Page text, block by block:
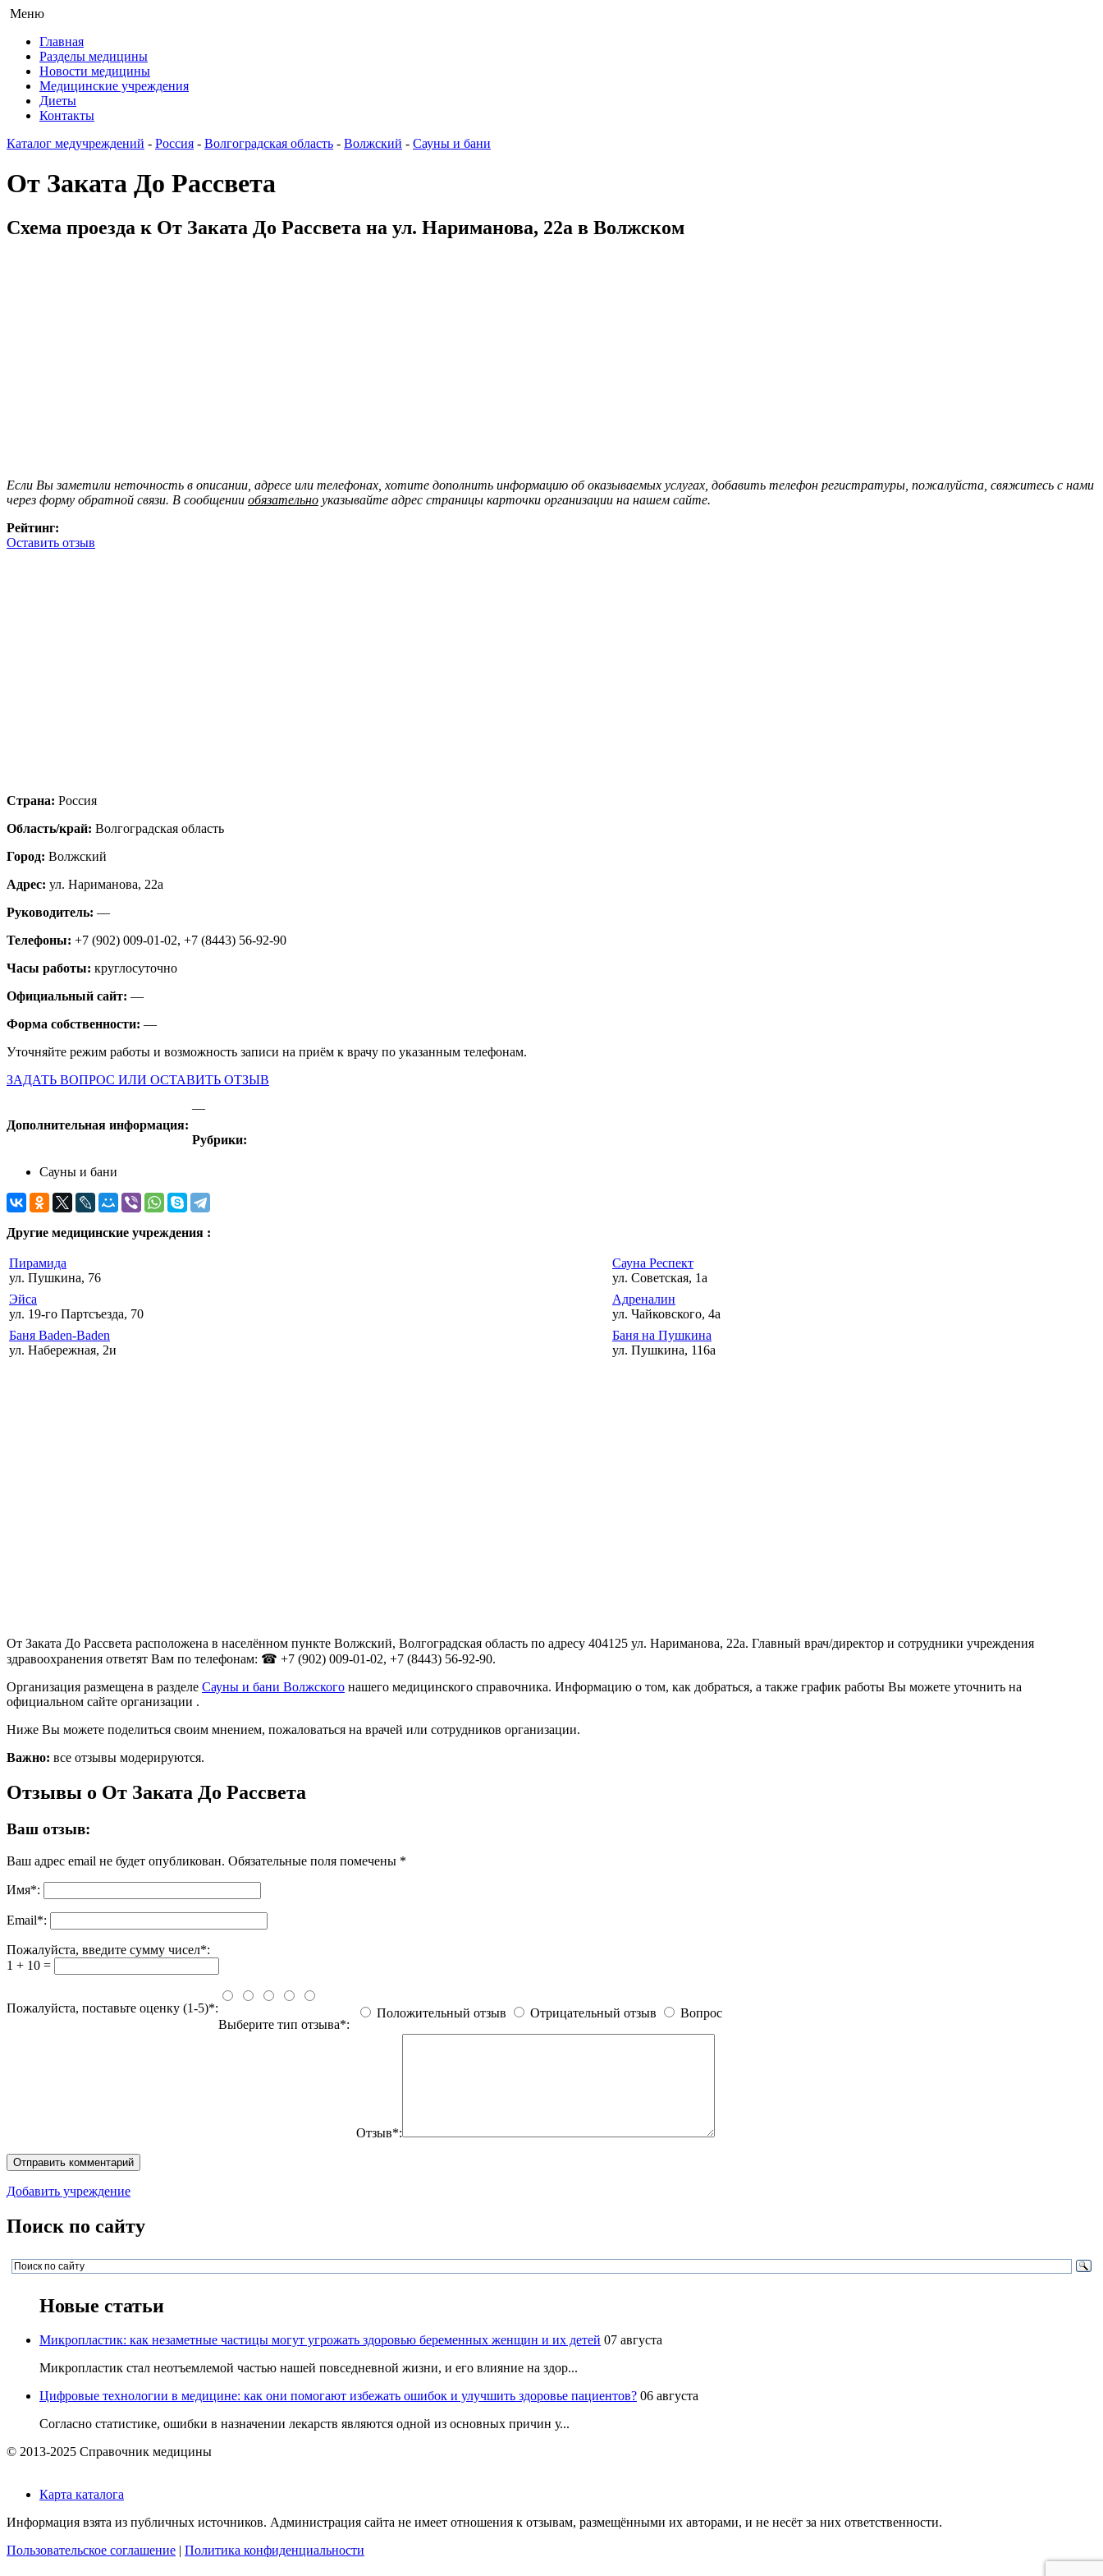
Меню
Главная
Разделы медицины
Новости медицины
Медицинские учреждения
Диеты
Контакты
Каталог медучреждений - Россия - Волгоградская область - Волжский - Сауны и бани
От Заката До Рассвета
Схема проезда к От Заката До Рассвета на ул. Нариманова, 22а в Волжском
Если Вы заметили неточность в описании, адресе или телефонах, хотите дополнить информацию об оказываемых услугах, добавить телефон регистратуры, пожалуйста, свяжитесь с нами
через форму обратной связи. В сообщении обязательно указывайте адрес страницы карточки организации на нашем сайте.
Рейтинг:
Оставить отзыв
Страна: Россия
Область/край: Волгоградская область
Город: Волжский
Адрес: ул. Нариманова, 22а
Руководитель: —
Телефоны: +7 (902) 009-01-02, +7 (8443) 56-92-90
Часы работы: круглосуточно
Официальный сайт: —
Форма собственности: —
Уточняйте режим работы и возможность записи на приём к врачу по указанным телефонам.
ЗАДАТЬ ВОПРОС ИЛИ ОСТАВИТЬ ОТЗЫВ
Дополнительная информация:
—
Рубрики:
Сауны и бани
Другие медицинские учреждения :
Пирамида
ул. Пушкина, 76
Сауна Респект
ул. Советская, 1а
Эйса
ул. 19-го Партсъезда, 70
Адреналин
ул. Чайковского, 4а
Баня Baden-Baden
ул. Набережная, 2и
Баня на Пушкина
ул. Пушкина, 116а
От Заката До Рассвета расположена в населённом пункте Волжский, Волгоградская область по адресу 404125 ул. Нариманова, 22а. Главный врач/директор и сотрудники учреждения
здравоохранения ответят Вам по телефонам: ☎ +7 (902) 009-01-02, +7 (8443) 56-92-90.
Организация размещена в разделе Сауны и бани Волжского нашего медицинского справочника. Информацию о том, как добраться, а также график работы Вы можете уточнить на
официальном сайте организации .
Ниже Вы можете поделиться своим мнением, пожаловаться на врачей или сотрудников организации.
Важно: все отзывы модерируются.
Отзывы о От Заката До Рассвета
Ваш отзыв:
Ваш адрес email не будет опубликован. Обязательные поля помечены *
Имя*:
Email*:
Пожалуйста, введите сумму чисел*:
1 + 10 =
Пожалуйста, поставьте оценку (1-5)*:
Выберите тип отзыва*:
Положительный отзыв Отрицательный отзыв Вопрос
Отзыв*:
Добавить учреждение
Поиск по сайту
Новые статьи
Микропластик: как незаметные частицы могут угрожать здоровью беременных женщин и их детей 07 августа
Микропластик стал неотъемлемой частью нашей повседневной жизни, и его влияние на здор...
Цифровые технологии в медицине: как они помогают избежать ошибок и улучшить здоровье пациентов? 06 августа
Согласно статистике, ошибки в назначении лекарств являются одной из основных причин у...
© 2013-2025 Справочник медицины
Карта каталога
Информация взята из публичных источников. Администрация сайта не имеет отношения к отзывам, размещёнными их авторами, и не несёт за них ответственности.
Пользовательское соглашение
Политика конфиденциальности